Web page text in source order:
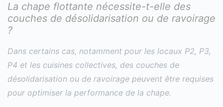
La chape flottante nécessite-t-elle des
couches de désolidarisation ou de ravoirage
?
Dans certains cas, notamment pour les locaux P2, P3,
P4 et les cuisines collectives, des couches de
désolidarisation ou de ravoirage peuvent être requises
pour optimiser la performance de la chape.